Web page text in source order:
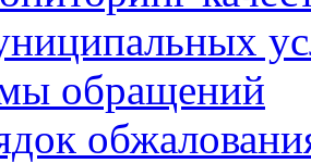
обращений